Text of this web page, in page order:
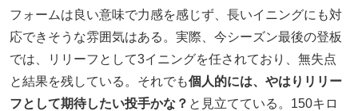
フォームは良い意味で力感を感じず、長いイニングにも対
応できそうな雰囲気はある。実際、今シーズン最後の登板
では、リリーフとして3イニングを任されており、無失点
と結果を残している。それでも個人的には、やはりリリー
フとして期待したい投手かな？ と見立てている。150キロ